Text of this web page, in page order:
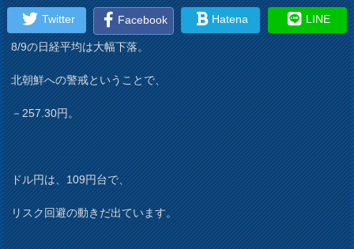
Twitter Facebook Hatena LINE
8/9の日経平均は大幅下落。
北朝鮮への警戒ということで、
－257.30円。
ドル円は、109円台で、
リスク回避の動きだ出ています。